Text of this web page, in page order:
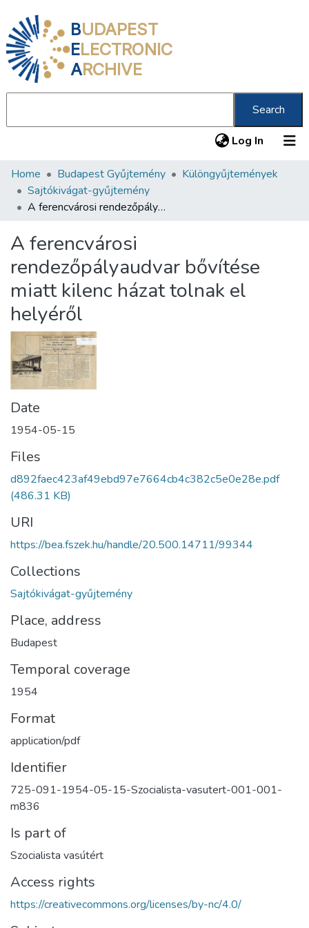
BUDAPEST
ELECTRONIC
ARCHIVE
Search
Log In (current)
Communities & Collections
All of DSpace
About us
Home Budapest Gyűjtemény
Különgyűjtemények
Sajtókivágat-gyűjtemény
A ferencvárosi rendezőpályaudvar bővítése miatt kilenc házat tolnak el helyéről
A ferencvárosi
rendezőpályaudvar bővítése
miatt kilenc házat tolnak el
helyéről
Date
1954-05-15
Files
d892faec423af49ebd97e7664cb4c382c5e0e28e.pdf
(486.31 KB)
URI
https://bea.fszek.hu/handle/20.500.14711/99344
Collections
Sajtókivágat-gyűjtemény
Place, address
Budapest
Temporal coverage
1954
Format
application/pdf
Identifier
725-091-1954-05-15-Szocialista-vasutert-001-001-
m836
Is part of
Szocialista vasútért
Access rights
https://creativecommons.org/licenses/by-nc/4.0/